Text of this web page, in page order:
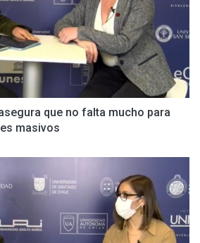
que no falta mucho para
masivos